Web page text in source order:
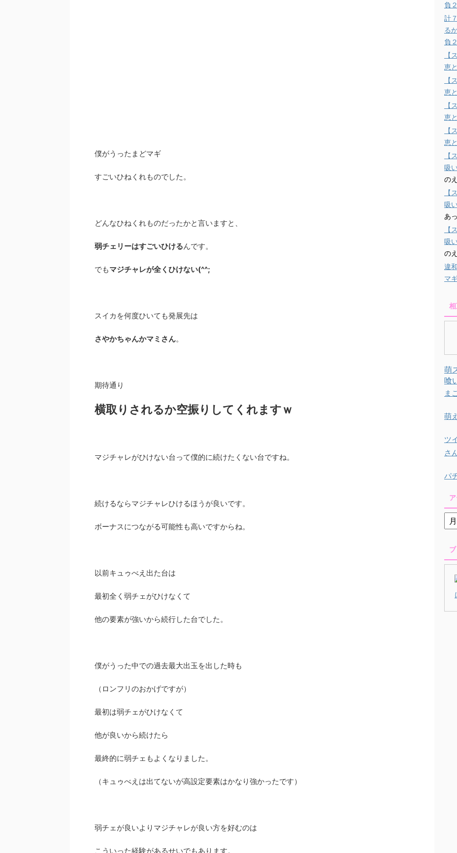
僕がうったまどマギ
すごいひねくれものでした。
どんなひねくれものだったかと言いますと、
弱チェリーはすごいひけるんです。
でもマジチャレが全くひけない(^^;
スイカを何度ひいても発展先は
さやかちゃんかマミさん。
期待通り
横取りされるか空振りしてくれますｗ
マジチャレがひけない台って僕的に続けたくない台ですね。
続けるならマジチャレひけるほうが良いです。
ボーナスにつながる可能性も高いですからね。
以前キュゥべえ出た台は
最初全く弱チェがひけなくて
他の要素が強いから続行した台でした。
僕がうった中での過去最大出玉を出した時も
（ロンフリのおかげですが）
最初は弱チェがひけなくて
他が良いから続けたら
最終的に弱チェもよくなりました。
（キュゥべえは出てないが高設定要素はかなり強かったです）
弱チェが良いよりマジチャレが良い方を好むのは
こういった経験があるせいでもあります。
負
計
る
負
【
恵
【
恵
【
恵
【
恵
【
吸
の
【
吸
あ
【
吸
の
違
マ
萌
喰
ま
萌
ツ
さ
パ